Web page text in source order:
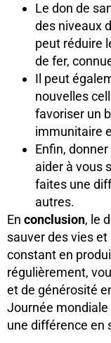
Le don de
des niveaux
peut réduire
de fer,
Il peut
nouvelles
favoriser un
immunitaire
Enfin,
aider à vous
faites une
autres.
En conclusion, le
sauver des vies
constant en
régulièrement,
et de générosité
Journée
une différence en